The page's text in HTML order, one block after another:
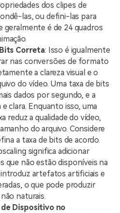
dos clipes de
las, ou defini-las para
geralmente é de 24 quadros
Correta: Isso é igualmente
nas conversões de formato
a clareza visual e o
do vídeo. Uma taxa de bits
dados por segundo, e a
clara. Enquanto isso, uma
reduz a qualidade do vídeo,
do arquivo. Considere
a taxa de bits de acordo.
significa adicionar
que não estão disponíveis na
artefatos artificiais e
o que pode produzir
naturais.
Dispositivo no